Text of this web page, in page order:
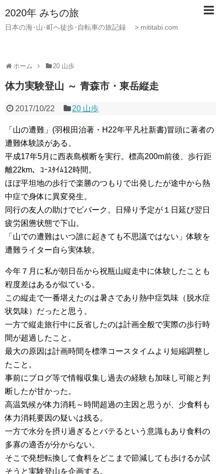
2020年 みちの旅
日本の海･山･町へ徒歩･自転車の旅記録 > mititabi.com
ホーム 20 山歩
体力実験登山 ～ 青森市・東岳縦走
2017/10/22 20 山歩
「山の遭難」(羽根田治著・H22年平凡社新書)冒頭に著者の
遭難体験談がある。
平成17年5月に西表島横断を実行。標高200m前後、歩行距
離22km、ｺｰｽﾀｲﾑ12時間。
ほぼ平坦地の歩行で楽勝のつもりで出発したが途中から熱
中症で身体に異変発生。
同行の友人の助けでビバーク。日帰り予定が１日延び翌日
疲労困憊状態で下山。
「山での遭難はいつ誰に起きても不思議ではない」体験を
遭難ライター自ら実体験。
今年７月に私が朝日岳から祝瓶山縦走中に体験したことも
程度差はあるが似ている。
この縦走で一番堪えたのは暑さであり熱中症気味（脱水症
状気味）だったと思う。
一方で縦走旅行中に反省したのは計画全般で実際の歩行時
間が超過したこと。
最大の原因は計画時間を標準コースタイムより短縮調整し
たこと。
事前にブログ等で情報収集し過去の経験も加味し可能と判
断したが甘かった。
高温気候が体力消耗～時間超過の主因と思うが、少食料も
体力消耗要因の疑いは残る。
一方で水分を摂り過ぎるとバテるという意識もあり食料の
多寡の適否が分からない。
そこで発想転換して食料をどこまで節減しても歩けるか試
そうと実験登山を企画する。